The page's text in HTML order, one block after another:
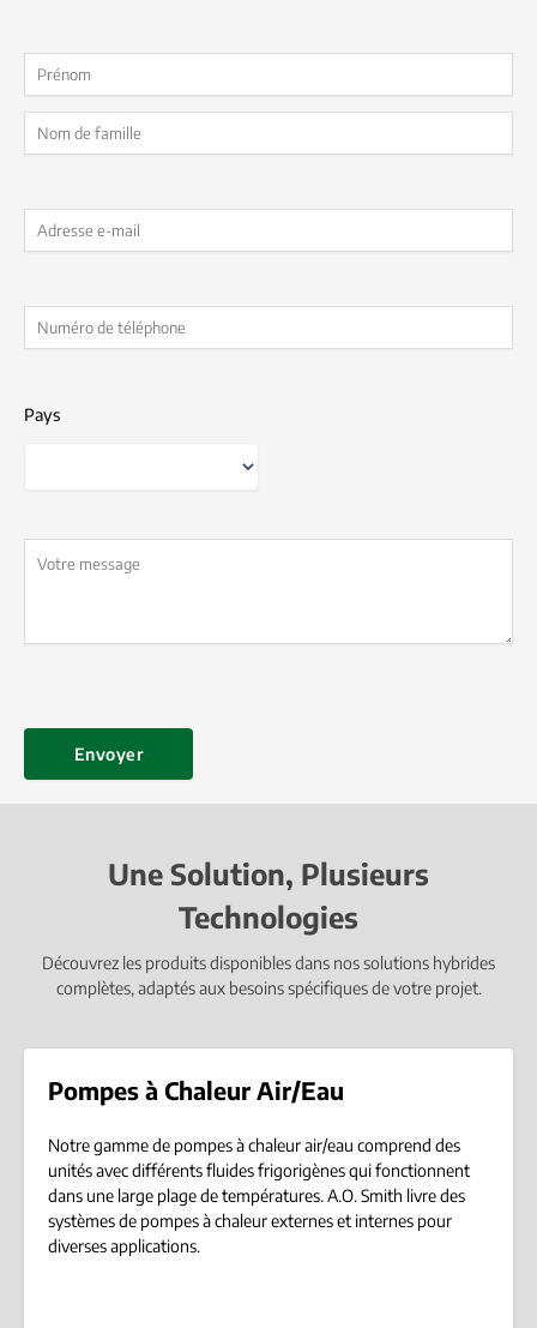
Nom(Nécessaire)
First
Pays
Envoyer
Une Solution, Plusieurs
Technologies
Découvrez les produits disponibles dans nos solutions hybrides
complètes, adaptés aux besoins spécifiques de votre projet.
Pompes à Chaleur Air/Eau
Notre gamme de pompes à chaleur air/eau comprend des
unités avec différents fluides frigorigènes qui fonctionnent
dans une large plage de températures. A.O. Smith livre des
systèmes de pompes à chaleur externes et internes pour
diverses applications.